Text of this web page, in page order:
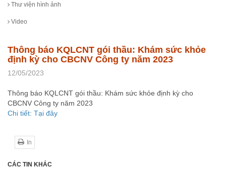
Thư viện hình ảnh
Video
Thông báo KQLCNT gói thầu: Khám sức khỏe
định kỳ cho CBCNV Công ty năm 2023
12/05/2023
Thông báo KQLCNT gói thầu: Khám sức khỏe định kỳ cho
CBCNV Công ty năm 2023
Chi tiết: Tại đây
In
CÁC TIN KHÁC